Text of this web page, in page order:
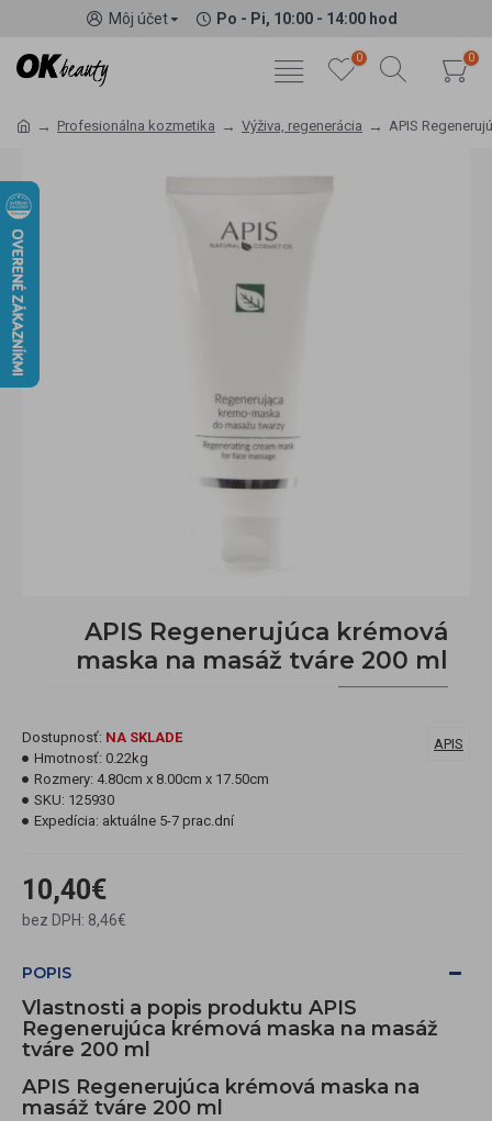
Môj účet Po - Pi, 10:00 - 14:00 hod
0 0
Profesionálna kozmetika Výživa, regenerácia APIS
APIS Regenerujúca krémová
maska na masáž tváre 200 ml
10,40€
bez DPH: 8,46€
Dostupnosť: NA SKLADE
Hmotnosť: 0.22kg
Rozmery: 4.80cm x 8.00cm x 17.50cm
SKU: 125930
Expedícia: aktuálne 5-7 prac.dní
APIS
POPIS
Vlastnosti a popis produktu APIS
Regenerujúca krémová maska na masáž
tváre 200 ml
APIS Regenerujúca krémová maska na
masáž tváre 200 ml